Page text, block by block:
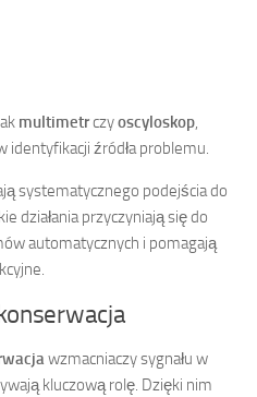
multimetrczyoscyloskop,
źródła problemu.
systematycznego podejścia do
działania przyczyniają się do
automatycznych i pomagają
wzmacniaczy sygnału w
kluczową rolę. Dzięki nim